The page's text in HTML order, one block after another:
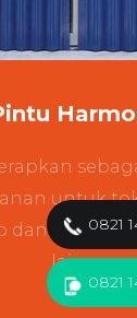
untuk
dan
lainnya
0821
0821